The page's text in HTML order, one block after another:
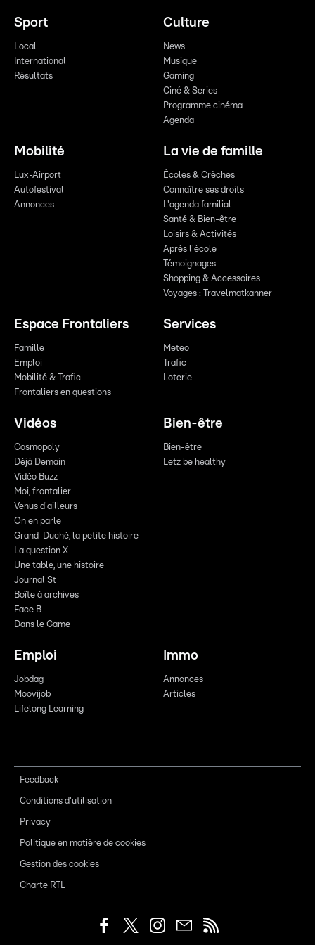
Sport
Local
International
Résultats
Culture
News
Musique
Gaming
Ciné & Series
Programme cinéma
Agenda
Mobilité
Lux-Airport
Autofestival
Annonces
La vie de famille
Écoles & Crèches
Connaître ses droits
L'agenda familial
Santé & Bien-être
Loisirs & Activités
Après l'école
Témoignages
Shopping & Accessoires
Voyages : Travelmatkanner
Espace Frontaliers
Famille
Emploi
Mobilité & Trafic
Frontaliers en questions
Services
Meteo
Trafic
Loterie
Vidéos
Cosmopoly
Déjà Demain
Vidéo Buzz
Moi, frontalier
Venus d'ailleurs
On en parle
Grand-Duché, la petite histoire
La question X
Une table, une histoire
Journal St
Boîte à archives
Face B
Dans le Game
Bien-être
Bien-être
Letz be healthy
Emploi
Jobdag
Moovijob
Lifelong Learning
Immo
Annonces
Articles
Feedback
Conditions d'utilisation
Privacy
Politique en matière de cookies
Gestion des cookies
Charte RTL